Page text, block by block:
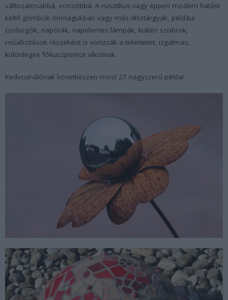
változatosabbá, vonzóbbá. A rusztikus vagy éppen modern hatást
keltő gömbök önmagukban vagy más dísztárgyak, például
csobogók, napórák, napelemes lámpák, kültéri szobrok,
műalkotások részeként is vonzzák a tekintetet, izgalmas,
különleges fókuszpontot alkotnak.
Kedvcsinálónak következzen most 27 nagyszerű példa!